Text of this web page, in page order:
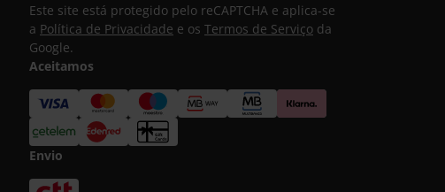
Este site está protegido pelo reCAPTCHA e aplica-se
a Política de Privacidade e os Termos de Serviço da
Google.
Aceitamos
Envio